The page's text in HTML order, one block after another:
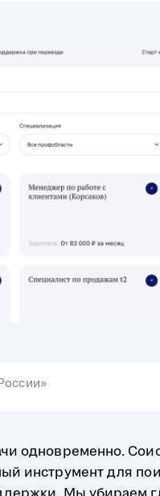
одновременно.
инструмент для